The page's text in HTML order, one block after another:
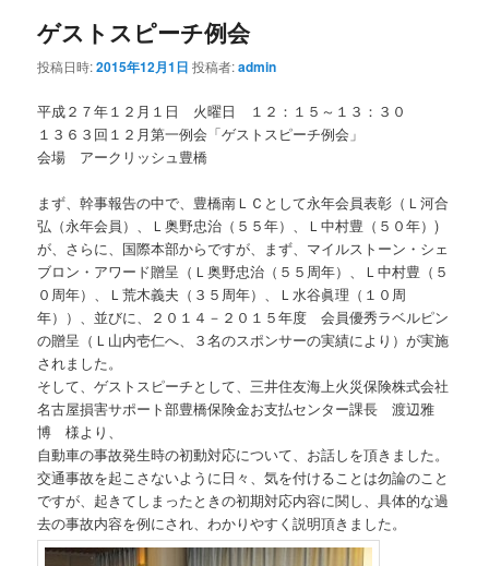
ゲストスピーチ例会
投稿日時:2015年12月1日 投稿者:admin
平成２７年１２月１日 火曜日 １２：１５～１３：３０
１３６３回１２月第一例会「ゲストスピーチ例会」
会場 アークリッシュ豊橋
まず、幹事報告の中で、豊橋南ＬＣとして永年会員表彰（Ｌ河合
弘（永年会員）、Ｌ奥野忠治（５５年）、Ｌ中村豊（５０年）)
が、さらに、国際本部からですが、まず、マイルストーン・シェ
ブロン・アワード贈呈（Ｌ奥野忠治（５５周年）、Ｌ中村豊（５
０周年）、Ｌ荒木義夫（３５周年）、Ｌ水谷眞理（１０周
年））、並びに、２０１４－２０１５年度 会員優秀ラベルピン
の贈呈（Ｌ山内壱仁へ、３名のスポンサーの実績により）が実施
されました。
そして、ゲストスピーチとして、三井住友海上火災保険株式会社
名古屋損害サポート部豊橋保険金お支払センター課長 渡辺雅
博 様より、
自動車の事故発生時の初動対応について、お話しを頂きました。
交通事故を起こさないように日々、気を付けることは勿論のこと
ですが、起きてしまったときの初期対応内容に関し、具体的な過
去の事故内容を例にされ、わかりやすく説明頂きました。